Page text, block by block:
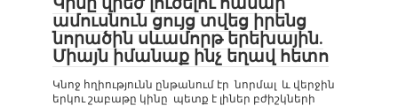
ամուսնուն ցույց տվեց իրենց
նորածին սևամորթ երեխային.
Միայն իմանաք ինչ եղավ հետո
Կնոջ հղիությունն ընթանում էր նորմալ և վերջին
երկու շաբաթը կինը պետք է լիներ բժիշկների